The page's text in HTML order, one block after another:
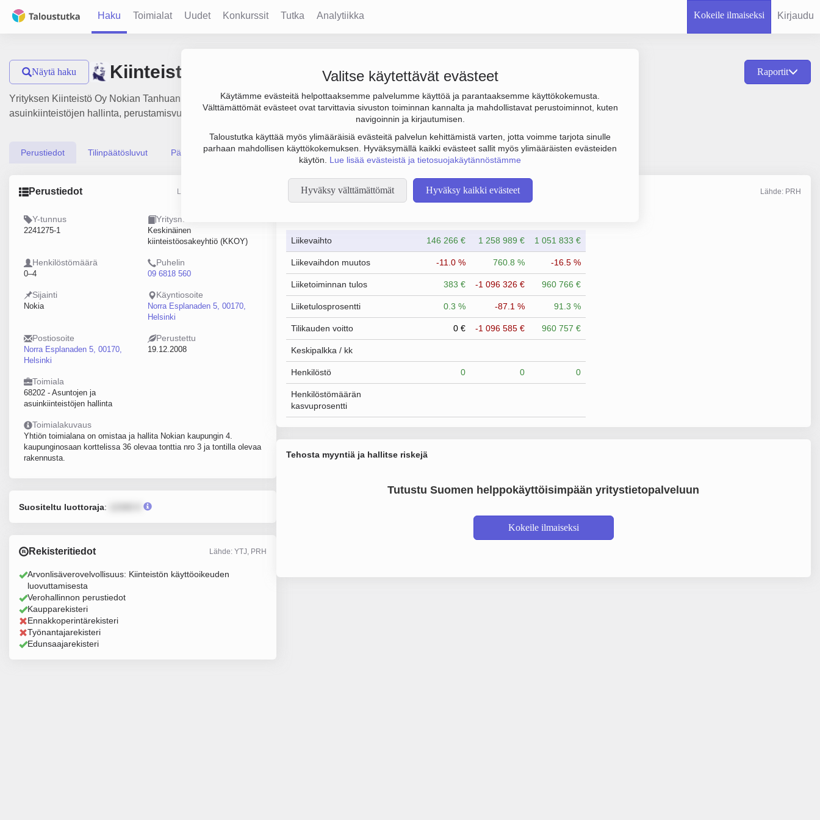
Haku Toimialat Uudet Konkurssit Tutka Analytiikka Kokeile ilmaiseksi Kirjaudu
Valitse käytettävät evästeet
Käytämme evästeitä helpottaaksemme palvelumme käyttöä ja parantaaksemme käyttökokemusta.
Välttämättömät evästeet ovat tarvittavia sivuston toiminnan kannalta ja mahdollistavat perustoiminnot, kuten
navigoinnin ja kirjautumisen.
Taloustutka käyttää myös ylimääräisiä evästeitä palvelun kehittämistä varten, jotta voimme tarjota sinulle
parhaan mahdollisen käyttökokemuksen. Hyväksymällä kaikki evästeet sallit myös ylimääräisten evästeiden
käytön. Lue lisää evästeistä ja tietosuojakäytännöstämme
Hyväksy välttämättömät Hyväksy kaikki evästeet
Näytä haku Kiinteistö Oy Nokian Tanhuankatu 10 Raportit
Yrityksen Kiinteistö Oy Nokian Tanhuankatu 10 liikevaihto on 1.1 milj. €, tulos 961 000 € ja henkilöstömäärä 0. Sen päätoimiala on Asuntojen ja
asuinkiinteistöjen hallinta, perustamisvuosi 2008 ja sijainti Nokia. Yrityksen yhtiömuoto Keskinäinen kiinteistöosakeyhtiö (KKOY).
Perustiedot Tilinpäätösluvut Päättäjätiedot
Perustiedot Lähde: YTJ, PRH, Traficom
Y-tunnus
2241275-1
Yritysmuoto
Keskinäinen
kiinteistöosakeyhtiö (KKOY)
Henkilöstömäärä
0–4
Puhelin
09 6818 560
Sijainti
Nokia
Käyntiosoite
Norra Esplanaden 5, 00170,
Helsinki
Postiosoite
Norra Esplanaden 5, 00170,
Helsinki
Perustettu
19.12.2008
Toimiala
68202 - Asuntojen ja
asuinkiinteistöjen hallinta
Toimialakuvaus
Yhtiön toimialana on omistaa ja hallita Nokian kaupungin 4.
kaupunginosaan korttelissa 36 olevaa tonttia nro 3 ja tontilla olevaa
rakennusta.
Suositeltu luottoraja:
Rekisteritiedot Lähde: YTJ, PRH
Arvonlisäverovelvollisuus: Kiinteistön käyttöoikeuden
luovuttamisesta
Verohallinnon perustiedot
Kaupparekisteri
Ennakkoperintärekisteri
Työnantajarekisteri
Edunsaajarekisteri
Taloustiedot Lähde: PRH
Liikevaihto 146 266 € 1 258 989 € 1 051 833 €
Liikevaihdon muutos -11.0 % 760.8 % -16.5 %
Liiketoiminnan tulos 383 € -1 096 326 € 960 766 €
Liiketulosprosentti 0.3 % -87.1 % 91.3 %
Tilikauden voitto 0 € -1 096 585 € 960 757 €
Keskipalkka / kk
Henkilöstö 0 0 0
Henkilöstömäärän
kasvuprosentti
Tehosta myyntiä ja hallitse riskejä
Tutustu Suomen helppokäyttöisimpään yritystietopalveluun
Kokeile ilmaiseksi